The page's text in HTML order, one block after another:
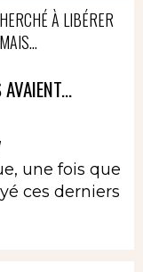
À LIBÉRER
une fois que
ces derniers